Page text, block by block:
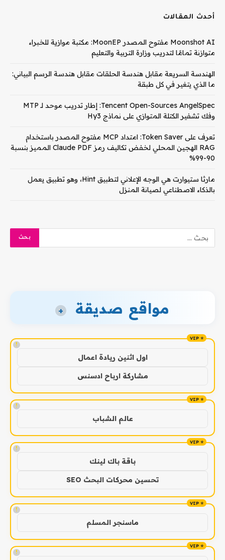
أحدث المقالات
Moonshot AI مفتوح المصدر MoonEP: مكتبة موازية للخبراء
متوازنة تمامًا لتدريب وزارة التربية والتعليم
الهندسة السريعة مقابل هندسة الحلقات مقابل هندسة الرسم البياني:
ما الذي يتغير في كل طبقة
Tencent Open-Sources AngelSpec: إطار تدريب موحد لـ MTP
وفك تشفير الكتلة المتوازي على نماذج Hy3
تعرف على Token Saver: امتداد MCP مفتوح المصدر باستخدام
RAG الهجين المحلي لخفض تكاليف رمز Claude PDF المميز بنسبة
90-99%
مارثا ستيوارت هي الوجه الإعلاني لتطبيق Hint، وهو تطبيق يعمل
بالذكاء الاصطناعي لصيانة المنزل
مواقع صديقة +
!
اول اثنين ريادة اعمال
مشاركة ارباح ادسنس
!
عالم الشباب
!
باقة باك لينك
تحسين محركات البحث SEO
!
ماسنجر المسلم
!